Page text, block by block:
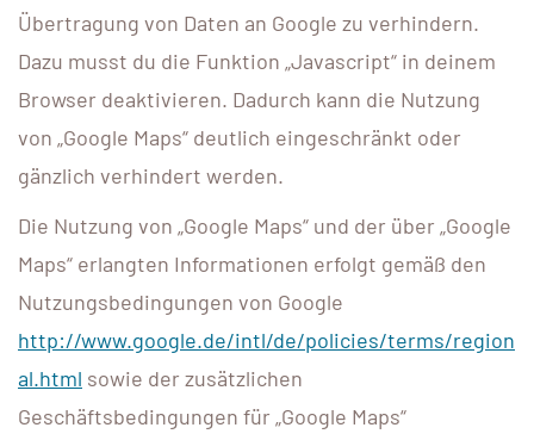
Übertragung von Daten an Google zu verhindern.
Dazu musst du die Funktion „Javascript“ in deinem
Browser deaktivieren. Dadurch kann die Nutzung
von „Google Maps“ deutlich eingeschränkt oder
gänzlich verhindert werden.
Die Nutzung von „Google Maps“ und der über „Google
Maps“ erlangten Informationen erfolgt gemäß den
Nutzungsbedingungen von Google
http://www.google.de/intl/de/policies/terms/region
al.html sowie der zusätzlichen
Geschäftsbedingungen für „Google Maps“